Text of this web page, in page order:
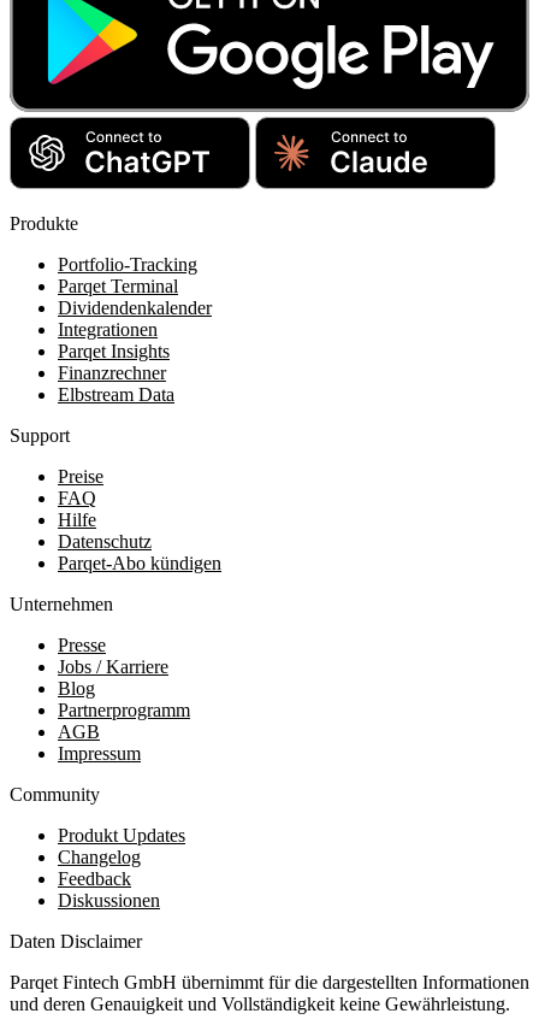
Produkte
Portfolio-Tracking
Parqet Terminal
Dividendenkalender
Integrationen
Parqet Insights
Finanzrechner
Elbstream Data
Support
Preise
FAQ
Hilfe
Datenschutz
Parqet-Abo kündigen
Unternehmen
Presse
Jobs / Karriere
Blog
Partnerprogramm
AGB
Impressum
Community
Produkt Updates
Changelog
Feedback
Diskussionen
Daten Disclaimer
Parqet Fintech GmbH übernimmt für die dargestellten Informationen
und deren Genauigkeit und Vollständigkeit keine Gewährleistung.